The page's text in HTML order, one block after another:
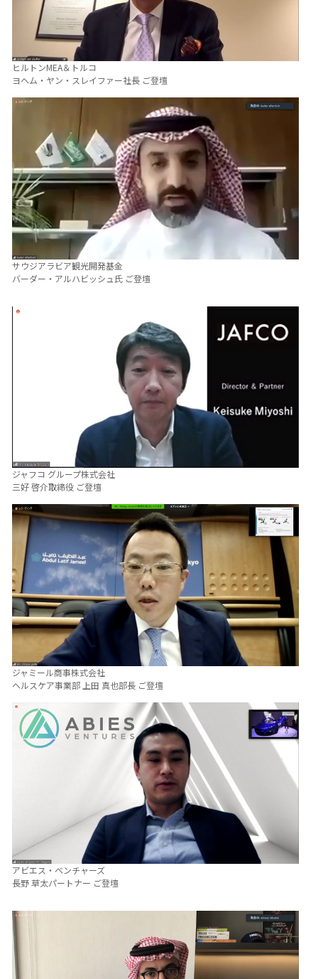
ヒルトンMEA＆トルコ
ヨヘム・ヤン・スレイファー社長 ご登壇
サウジアラビア観光開発基金
バーダー・アルハビッシュ氏 ご登壇
ジャフコ グループ株式会社
三好 啓介取締役 ご登壇
ジャミール商事株式会社
ヘルスケア事業部 上田 真也部長 ご登壇
アビエス・ベンチャーズ
長野 草太パートナー ご登壇